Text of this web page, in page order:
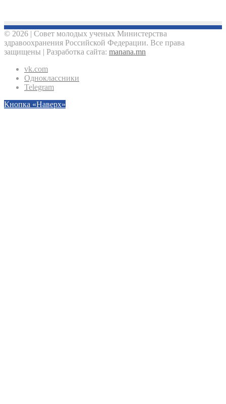
© 2026 | Совет молодых ученых Министерства
здравоохранения Российской Федерации. Все права
защищены | Разработка сайта: manana.mn
vk.com
Одноклассники
Telegram
Кнопка «Наверх»